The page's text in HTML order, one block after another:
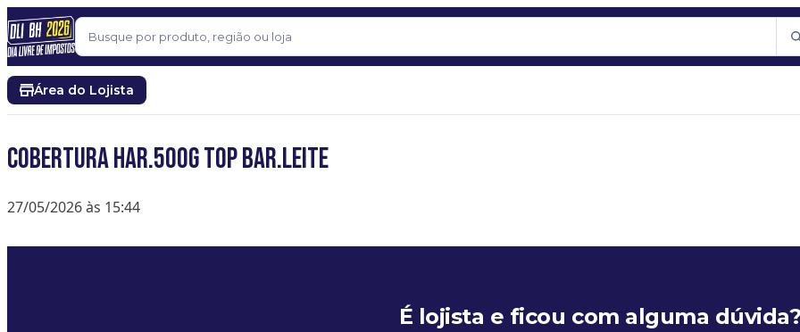
Pular para o conteúdo
Buscar
Área do Lojista
COBERTURA HAR.500G TOP BAR.LEITE
27/05/2026 às 15:44
É lojista e ficou com alguma dúvida?